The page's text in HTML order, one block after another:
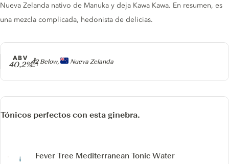
Producer
42 Below, Nueva Zelanda
ABV
40,2%
Nueva Zelanda nativo de Manuka y deja Kawa Kawa. En resumen, es
una mezcla complicada, hedonista de delicias.
Tónicos perfectos con esta ginebra.
Fever Tree Mediterranean Tonic Water